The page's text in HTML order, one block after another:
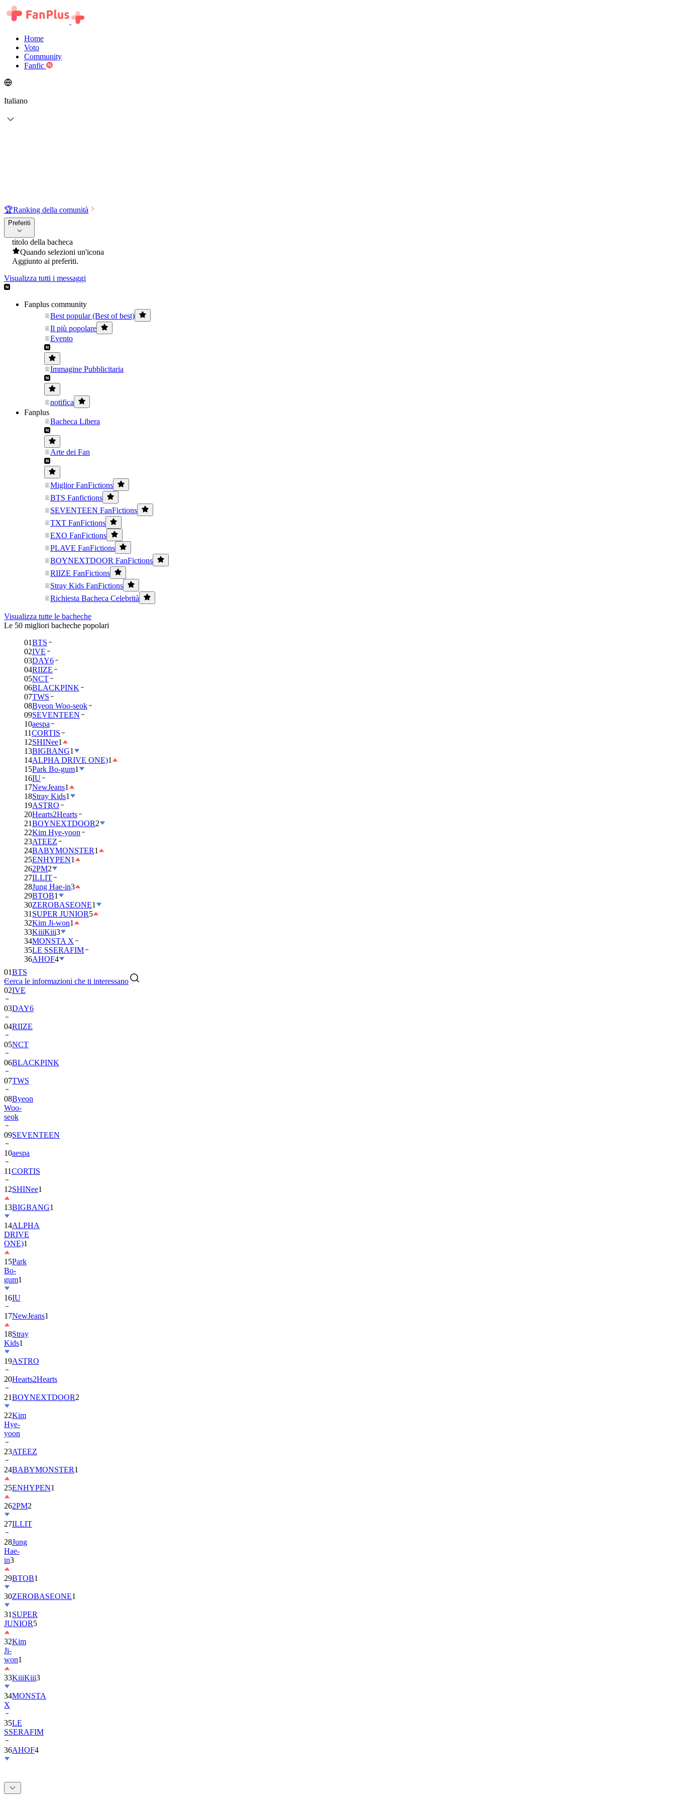
Home
Voto
Community
Fanfic
Italiano
🏆Ranking della comunità
Preferiti
titolo della bacheca
Quando selezioni un'icona
Aggiunto ai preferiti.
Visualizza tutti i messaggi
Fanplus community
Best popular (Best of best)
Il più popolare
Evento
Immagine Pubblicitaria
notifica
Fanplus
Bacheca Libera
Arte dei Fan
Miglior FanFictions
BTS Fanfictions
SEVENTEEN FanFictions
TXT FanFictions
EXO FanFictions
PLAVE FanFictions
BOYNEXTDOOR FanFictions
RIIZE FanFictions
Stray Kids FanFictions
Richiesta Bacheca Celebrità
Visualizza tutte le bacheche
Le 50 migliori bacheche popolari
01BTS
02IVE
03DAY6
04RIIZE
05NCT
06BLACKPINK
07TWS
08Byeon Woo-seok
09SEVENTEEN
10aespa
11CORTIS
12SHINee1
13BIGBANG1
14ALPHA DRIVE ONE)1
15Park Bo-gum1
16IU
17NewJeans1
18Stray Kids1
19ASTRO
20Hearts2Hearts
21BOYNEXTDOOR2
22Kim Hye-yoon
23ATEEZ
24BABYMONSTER1
25ENHYPEN1
262PM2
27ILLIT
28Jung Hae-in3
29BTOB1
30ZEROBASEONE1
31 SUPER JUNIOR5
32Kim Ji-won1
33KiiiKiii3
34MONSTA X
35LE SSERAFIM
36AHOF4
Cerca le informazioni che ti interessano
01BTS
02IVE
03DAY6
04RIIZE
05NCT
06BLACKPINK
07TWS
08Byeon
Woo-
seok
09SEVENTEEN
10aespa
11CORTIS
12SHINee1
13BIGBANG1
14ALPHA
DRIVE
ONE)1
15Park
Bo-
gum1
16IU
17NewJeans1
18Stray
Kids1
19ASTRO
20Hearts2Hearts
21BOYNEXTDOOR2
22Kim
Hye-
yoon
23ATEEZ
24BABYMONSTER1
25ENHYPEN1
262PM2
27ILLIT
28Jung
Hae-
in3
29BTOB1
30ZEROBASEONE1
31 SUPER
JUNIOR5
32Kim
Ji-
won1
33KiiiKiii3
34MONSTA
X
35LE
SSERAFIM
36AHOF4